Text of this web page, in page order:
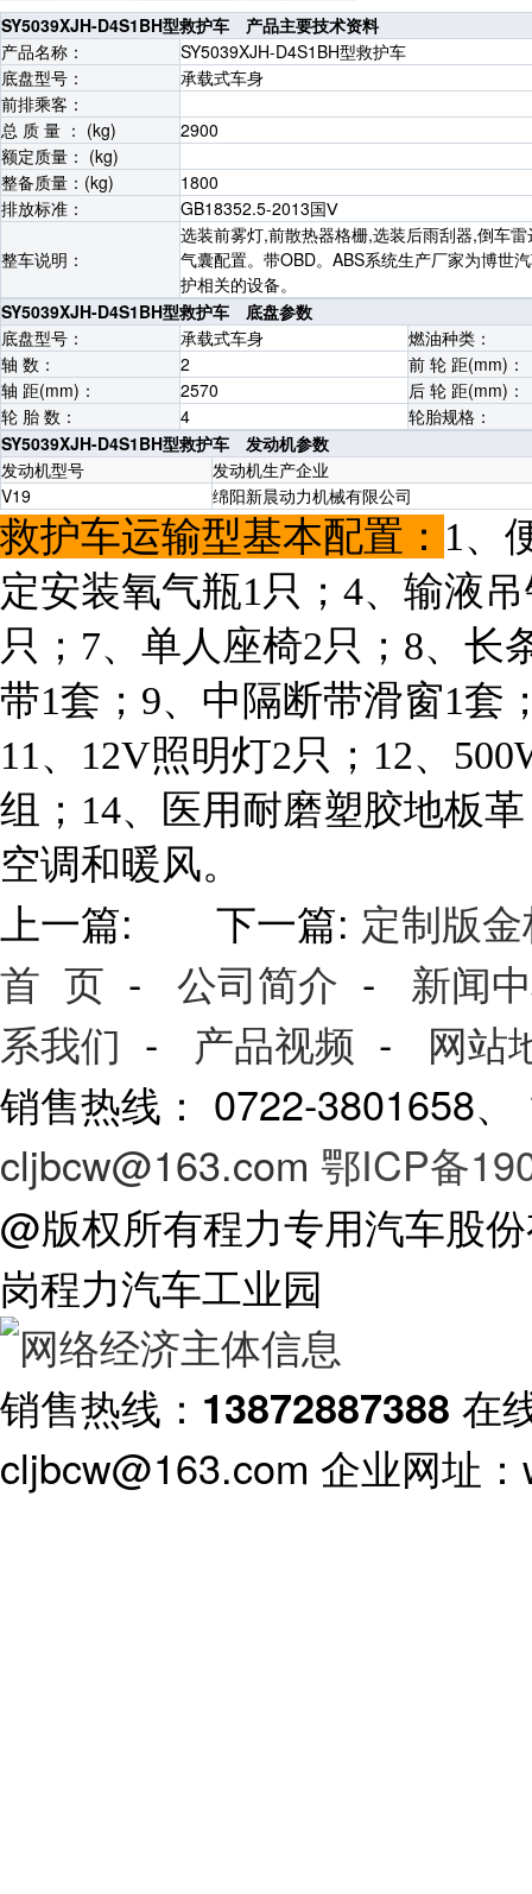
SY5039XJH-D4S1BH型救护车 产品主要技术资料
产品名称：
SY5039XJH-D4S1BH型救护车
底盘型号：
承载式车身
前排乘客：
总 质 量 ： (kg)
2900
额定质量： (kg)
整备质量：(kg)
1800
排放标准：
GB18352.5-2013国Ⅴ
整车说明：
选装前雾灯,前散热器格栅,选装后雨刮器,倒车
气囊配置。带OBD。ABS系统生产厂家为博世
护相关的设备。
SY5039XJH-D4S1BH型救护车 底盘参数
底盘型号：
承载式车身
燃油种类：
轴 数：
2
前 轮 距(mm)：
轴 距(mm)：
2570
后 轮 距(mm)：
轮 胎 数：
4
轮胎规格：
SY5039XJH-D4S1BH型救护车 发动机参数
发动机型号
发动机生产企业
V19
绵阳新晨动力机械有限公司
救护车运输型基本配置： 1、
定安装氧气瓶1只；4、输液
只；7、单人座椅2只；8、长
带1套；9、中隔断带滑窗1套
11、12V照明灯2只；12、
组；14、医用耐磨塑胶地板
空调和暖风。
上一篇: 下一篇: 定制版
首 页 - 公司简介 - 新闻
系我们 - 产品视频 - 网站
销售热线： 0722-3801658
cljbcw@163.com 鄂ICP备
@版权所有程力专用汽车股
岗程力汽车工业园
销售热线： 13872887388 在
cljbcw@163.com 企业网址